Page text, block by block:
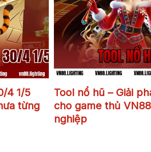
4 1/5
4 1/5
từng
Tool nổ hũ
Tool nổ hũ – Giải
cho game thủ
nghiệp